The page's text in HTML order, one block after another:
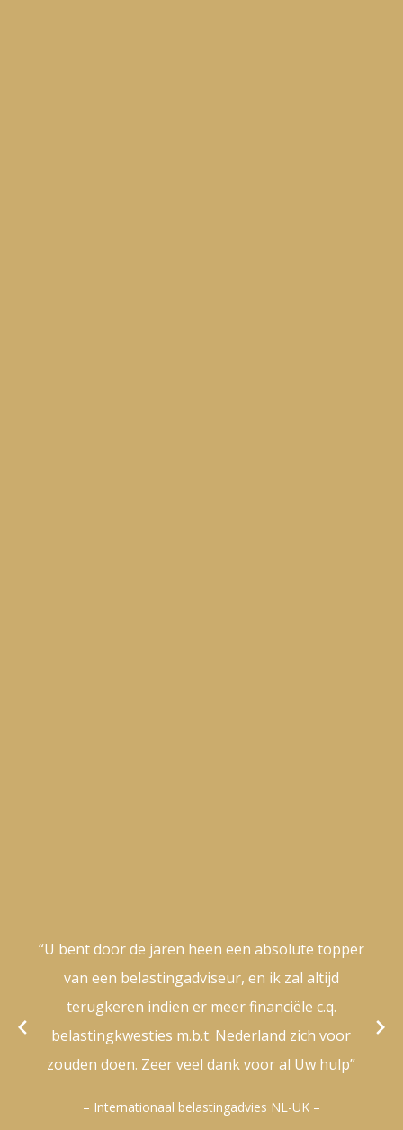
topper
ik zal altijd
c.q.
zich voor
al Uw hulp”
belastingzaken en erfenis de
als zeer prettig hebben
correspondentie was altijd
vriendelijk. Ook de keren dat ik
het kantoor kwam, werd ik